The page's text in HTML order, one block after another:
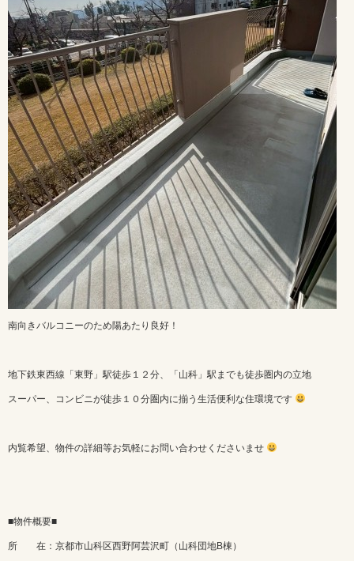
南向きバルコニーのため陽あたり良好！
地下鉄東西線「東野」駅徒歩１２分、「山科」駅までも徒歩圏内の立地
スーパー、コンビニが徒歩１０分圏内に揃う生活便利な住環境です
内覧希望、物件の詳細等お気軽にお問い合わせくださいませ
■物件概要■
所 在：京都市山科区西野阿芸沢町（山科団地B棟）